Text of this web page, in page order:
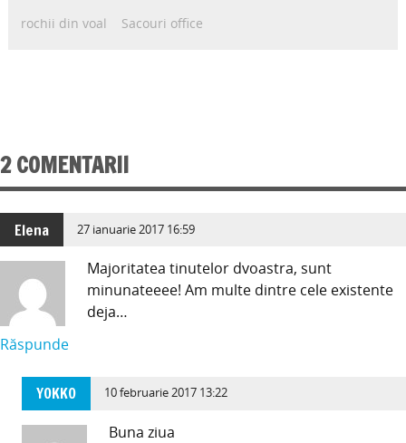
rochii din voal
Sacouri office
2 COMENTARII
Elena 27 ianuarie 2017 16:59
Majoritatea tinutelor dvoastra, sunt
minunateeee! Am multe dintre cele existente
deja…
Răspunde
YOKKO 10 februarie 2017 13:22
Buna ziua